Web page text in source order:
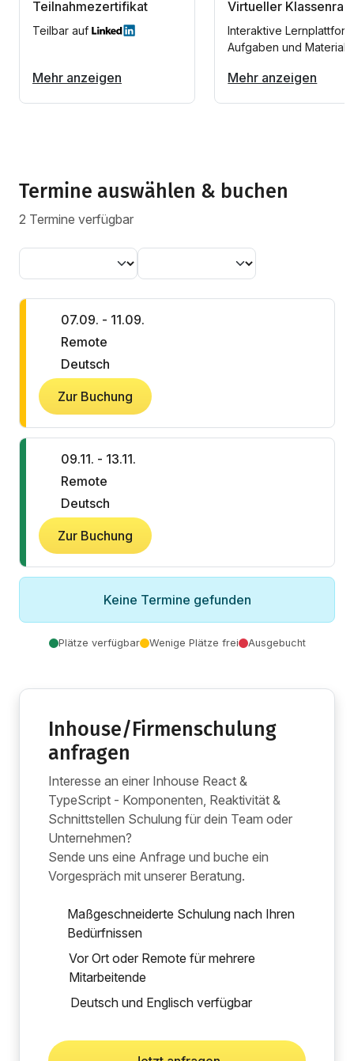
Teilnahmezertifikat
Teilbar auf
Mehr anzeigen
Virtueller
Interaktive
Aufgaben und
Mehr anzeigen
Termine auswählen & buchen
2 Termine verfügbar
07.09. - 11.09.
Remote
Deutsch
Zur Buchung
09.11. - 13.11.
Remote
Deutsch
Zur Buchung
Keine Termine gefunden
Plätze verfügbar Wenige Plätze frei Ausgebucht
Inhouse/Firmenschulung
anfragen
Interesse an einer Inhouse React &
TypeScript - Komponenten, Reaktivität &
Schnittstellen Schulung für dein Team oder
Unternehmen?
Sende uns eine Anfrage und buche ein
Vorgespräch mit unserer Beratung.
Maßgeschneiderte Schulung nach Ihren
Bedürfnissen
Vor Ort oder Remote für mehrere
Mitarbeitende
Deutsch und Englisch verfügbar